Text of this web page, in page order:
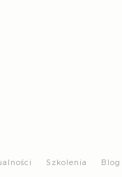
Szkolenia Blog